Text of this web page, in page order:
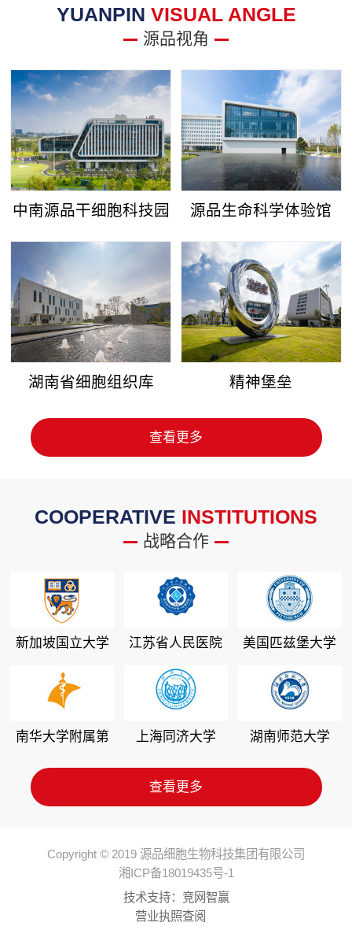
YUANPIN VISUAL ANGLE
源品视角
中南源品干细胞科技园 源品生命科学体验馆
湖南省细胞组织库 精神堡垒
查看更多
COOPERATIVE INSTITUTIONS
战略合作
新加坡国立大学 江苏省人民医院 美国匹兹堡大学
南华大学附属第
上海同济大学 湖南师范大学
查看更多
Copyright © 2019 源品细胞生物科技集团有限公司
湘ICP备18019435号-1
技术支持： 竞网智赢
营业执照查阅